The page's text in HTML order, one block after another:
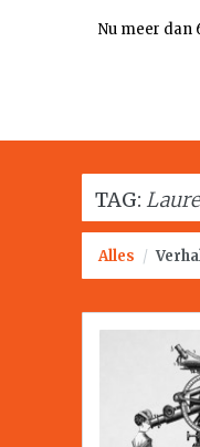
Nu meer dan
TAG:
Alles /